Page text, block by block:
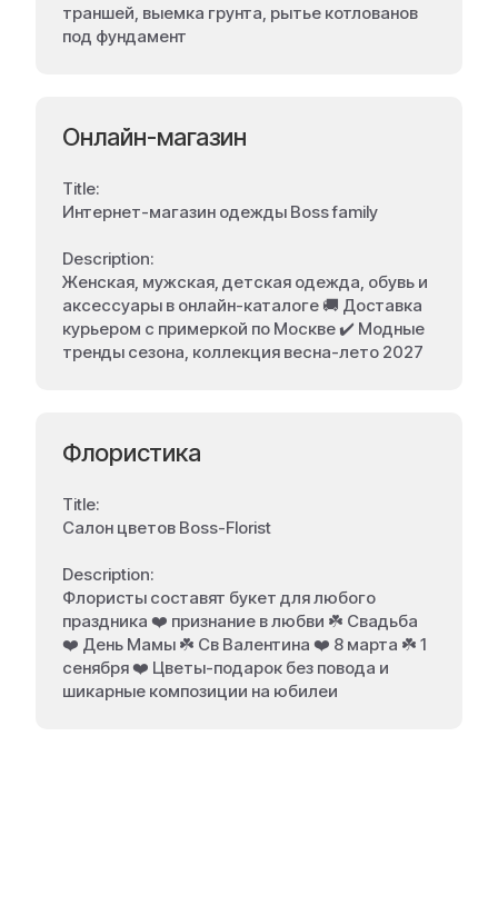
траншей, выемка грунта, рытье котлованов
под фундамент
Онлайн-магазин
Title:
Интернет-магазин одежды Boss family
Description:
Женская, мужская, детская одежда, обувь и
аксессуары в онлайн-каталоге 🚚️ Доставка
курьером с примеркой по Москве ✔️ Модные
тренды сезона, коллекция весна-лето 2027
Флористика
Title:
Салон цветов Boss-Florist
Description:
Флористы составят букет для любого
праздника ❤️ признание в любви ☘️ Свадьба
❤️ День Мамы ☘️ Св Валентина ❤️ 8 марта ☘️ 1
сенября ❤️ Цветы-подарок без повода и
шикарные композиции на юбилеи